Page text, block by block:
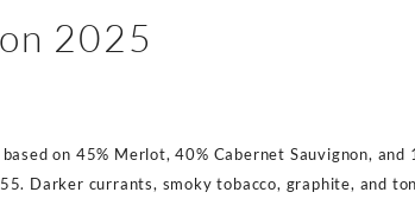
2025
on 45% Merlot, 40% Cabernet Sauvignon, and
Darker currants, smoky tobacco, graphite, and